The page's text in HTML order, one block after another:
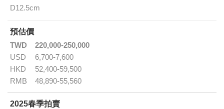
D12.5cm
預估價
TWD
220,000-250,000
USD
6,700-7,600
HKD
52,400-59,500
RMB
48,890-55,560
2025春季拍賣